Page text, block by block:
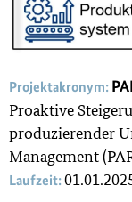
Projektakronym:
Proaktive
produzierender
Management
Laufzeit: